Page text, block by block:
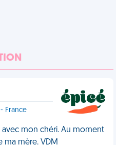
France
mon chéri. Au moment
ma mère. VDM